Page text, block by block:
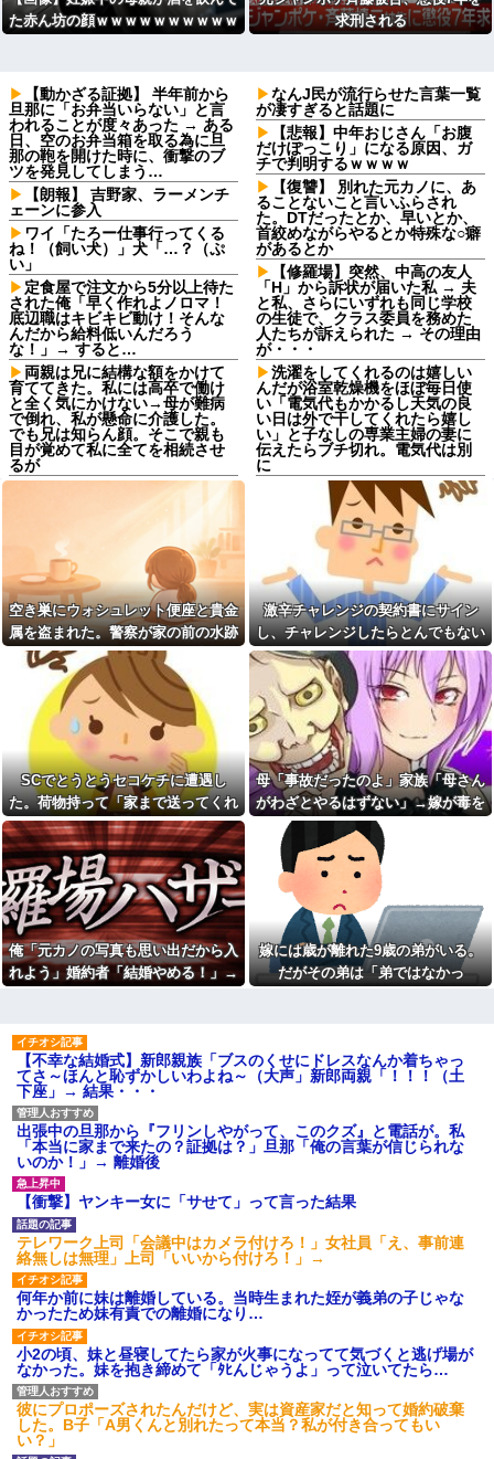
た赤ん坊の顔ｗｗｗｗｗｗｗｗｗｗ
求刑される
【動かざる証拠】 半年前から
旦那に「お弁当いらない」と言
われることが度々あった → ある
日、空のお弁当箱を取る為に旦
那の鞄を開けた時に、衝撃のブ
ツを発見してしまう…
【朗報】 吉野家、ラーメンチ
ェーンに参入
ワイ「たろー仕事行ってくる
ね！（飼い犬）」犬「…？（ぷ
い」
定食屋で注文から5分以上待た
された俺「早く作れよノロマ！
底辺職はキビキビ動け！そんな
んだから給料低いんだろう
な！」→ すると…
両親は兄に結構な額をかけて
育ててきた。私には高卒で働け
と全く気にかけない→母が難病
で倒れ、私が懸命に介護した。
でも兄は知らん顔。そこで親も
目が覚めて私に全てを相続させ
るが
同期との昼飯。餃子定食の量
が多く食ってもらおうと思った
ら俺の餃子にタレと酢を直接か
嫁の浮気発覚から再構築を続
けて8ヶ月、愛しさと憎しみが交
互に押し寄せてる。もう一回俺
に恋させてあげたい。
奥さんと離婚の原因は僕との
不貞だと邪推した同僚が、脅迫
行為するようになった。奥さん
とは何の関係もないのに...
エルメスの袋を強奪された
弟。弟「その袋、僕のですよ
ね？」女性「私の物ですけ
ど？」→中身を確認した瞬間、
言い逃れできない状況になり…
私「もう離婚したい」夫「お
前は一生俺のために生きろ」→
話し合いになるはずが恐ろしい
要求を突き付けられて…
【画像】アナウンサー「え、
私がスピードスケートのピチピ
チユニフォーム着るんです
か…？ﾑﾁｨ！！」←これはお前ら
に刺さるやろw w w w w w w w
「いきなりステーキ」の反対
ｗｗｗｗｗｗｗｗｗ
色々副業に手を出したけど、
結局残業するのが1番稼げるな
「ほいっ見積もりな！」ワイ
「金額おかしくね？」←お前ら
もそう思うよな？？？？？
【速報】へずまりゅうさん、
完全に聖人の顔へ←これw w w
w w w w w
兄嫁「正月に帰るから、ゲー
ムと、いいお肉と酒と、お風呂
グッズの準備しとけよ」寝起き
の私「知るかボケ」兄嫁「キィ
ィィィー！！！！」私「あ…」
【悲報】 有吉、一般人に「ド
正論」を叩きつけて炎上ｗｗｗ
ｗｗｗｗｗ
義父「事故を起こす前に免許
を返そうと思う」私「その決断
は立派ですね…」→義父の一言
に胸が熱くなって…
ハードオフに売っていた4万
4000円のフィギュアがヤバすぎ
るｗｗｗｗｗｗ「こんな高い
の？ｗｗ」「逆に超安い」
私「ちょっと、人の家の金庫
触らないでよ！」キチママ『そ
なんJ民が流行らせた言葉一覧
が凄すぎると話題に
【悲報】中年おじさん「お腹
だけぽっこり」になる原因、ガ
チで判明するｗｗｗｗ
【復讐】 別れた元カノに、あ
ることないこと言いふらされ
た。DTだったとか、早いとか、
首絞めながらやるとか特殊な○癖
があるとか
【修羅場】突然、中高の友人
「H」から訴状が届いた私 → 夫
と私、さらにいずれも同じ学校
の生徒で、クラス委員を務めた
人たちが訴えられた → その理由
が・・・
洗濯をしてくれるのは嬉しい
んだが浴室乾燥機をほぼ毎日使
い「電気代もかかるし天気の良
い日は外で干してくれたら嬉し
い」と子なしの専業主婦の妻に
伝えたらブチ切れ。電気代は別
に
「嫁子の料理は未熟ね」とネ
チネチ攻撃してくる自称料理自
慢のトメ。かばわない旦那とト
メの台所を壊滅させるDQN返し
を仕掛けて実家に脱出←かばわ
ない旦那も一緒に痛い目見ろ
高校野球の暑さ対策として18
時から4試合深夜までやれば涼し
いまま試合出来るじゃん
職場にいる「仕事ゼロ・ゴマ
すり100」の40代主婦Aさん、業
務は「無理ですぅ」と拒否する
のに他人に嫌われたくてヨイシ
ョとお菓子配りだけ全力すぎる
漫画を5000冊以上所持してる
ワイ、漫画ヲタクの友人に「ワ
ンピースや鬼滅やスラムダンク
持ってる」って聞かれ「読んで
ない」と答えた結果他
なぁ、永久機関ってなんで絶
対に作れないん？
職場にいる「仕事ゼロ・ゴマ
すり100」の40代主婦Aさん、業
務は「無理ですぅ」と拒否する
のに他人に嫌われたくてヨイシ
ョとお菓子配りだけ全力すぎる
【閲覧注意】元臆女キャバ嬢
の首吊り自●配信、拡散されまく
って終わるｗｗｗｗｗｗｗ
友人(保育士)が２０年前に受け
るって！』とメールして・・・
【衝撃】帰宅すると嫁が赤ん
とはｗｗｗｗ
冷凍庫パンパン問題がずっと
付きまとっている。ふるさと納
がない
母「事故だったのよ」家族
「母さんがわざとやるはずな
い」→嫁が毒を飲まされ子ども
を失ったのに信じてもらえず…
と、園ママが私の財布をいじっ
た形跡が・・・
子）を連れて家を出て行った。
前妻に育児放棄され22歳にもな
い娘を妻に任せておけないので
娘だけでも返して欲しい
勝って欲しいスポーツの試合
空き巣にウォシュレット便座と貴金
属を盗まれた。警察が家の前の水跡
を追うと五軒先の幼稚園ママ宅に行
きついて…
激辛チャレンジの契約書にサイン
し、チャレンジしたらとんでもない
事態になった。救急車運ばれ胃の洗
浄や入院2日で10万超えて...
SCでとうとうセコケチに遭遇し
た。荷物持って「家まで送ってくれ
ない」って言ってきて...
母「事故だったのよ」家族「母さん
がわざとやるはずない」→嫁が毒を
飲まされ子どもを失ったのに信じて
もらえず…
俺「元カノの写真も思い出だから入
れよう」婚約者「結婚やめる！」→
嫁には歳が離れた9歳の弟がいる。
だがその弟は「弟ではなかっ
【不幸な結婚式】新郎親族「ブスのくせにドレスなんか着ちゃっ
てさ～ほんと恥ずかしいわよね～（大声」新郎両親「！！！（土
下座」→ 結果・・・
出張中の旦那から『フリンしやがって、このクズ』と電話が。私
「本当に家まで来たの？証拠は？」旦那「俺の言葉が信じられな
いのか！」→ 離婚後
【衝撃】ヤンキー女に「サせて」って言った結果
テレワーク上司「会議中はカメラ付けろ！」女社員「え、事前連
絡無しは無理」上司「いいから付けろ！」→
何年か前に妹は離婚している。当時生まれた姪が義弟の子じゃな
かったため妹有責での離婚になり…
小2の頃、妹と昼寝してたら家が火事になってて気づくと逃げ場が
なかった。妹を抱き締めて「ﾀﾋんじゃうよ」って泣いてたら…
彼にプロポーズされたんだけど、実は資産家だと知って婚約破棄
した。B子「A男くんと別れたって本当？私が付き合ってもい
い？」